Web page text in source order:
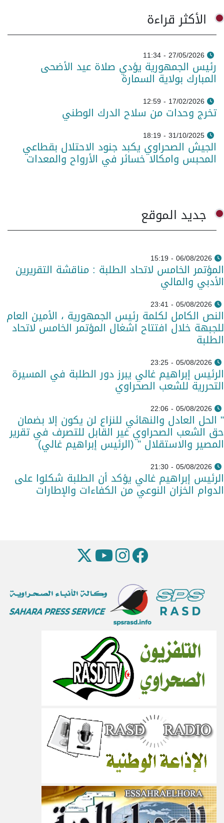
الأكثر قراءة
27/05/2026 - 11:34
رئيس الجمهورية يؤدي صلاة عيد الأضحى
المبارك بولاية السمارة
17/02/2026 - 12:59
تخرج وحدات من سلاح الدرك الوطني
31/10/2025 - 18:19
الجيش الصحراوي يكبد جنود الاحتلال بقطاعي
المحبس وامكالا خسائر في الأرواح والمعدات
جديد الموقع
06/08/2026 - 15:19
المؤتمر الخامس لاتحاد الطلبة : مناقشة التقريرين
الأدبي والمالي
05/08/2026 - 23:41
النص الكامل لكلمة رئيس الجمهورية ، الأمين العام
للجبهة خلال افتتاح اشغال المؤتمر الخامس لاتحاد
الطلبة
05/08/2026 - 23:25
الرئيس إبراهيم غالي يبرز دور الطلبة في المسيرة
التحررية للشعب الصحراوي
05/08/2026 - 22:06
" الحل العادل والنهائي للنزاع لن يكون إلا بضمان
حق الشعب الصحراوي غير القابل للتصرف في تقرير
المصير والاستقلال " (الرئيس إبراهيم غالي)
05/08/2026 - 21:30
الرئيس إبراهيم غالي يؤكد أن الطلبة شكلوا على
الدوام الخزان النوعي من الكفاءات والإطارات